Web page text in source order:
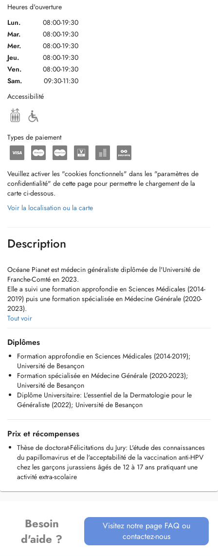
Heures d'ouverture
Lun.
08:00-19:30
Mar.
08:00-19:30
Mer.
08:00-19:30
Jeu.
08:00-19:30
Ven.
08:00-19:30
Sam.
09:30-11:30
Accessibilité
Types de paiement
Veuillez activer les "cookies fonctionnels" dans les "paramètres de
confidentialité" de cette page pour permettre le chargement de la
carte ci-dessous.
Voir la localisation ou la carte
Description
Océane Pianet est médecin généraliste diplômée de l'Université de
Franche-Comté en 2023.
Elle a suivi une formation approfondie en Sciences Médicales (2014-
2019) puis une formation spécialisée en Médecine Générale (2020-
2023).
Consultations proposées
-Consultation de médecine générale
-Consultation de pédiatrie à partir de la naissance, incluant le suivi et
les vaccinations
-Consultation de gynécologie, réalisation de frottis cervico-vaginal
pour le dépistage du cancer du col de l'utérus, prélèvements vaginal,
Tout voir
Diplômes
Formation approfondie en Sciences Médicales (2014-2019);
Université de Besançon
Formation spécialisée en Médecine Générale (2020-2023);
Université de Besançon
Diplôme Universitaire: L'essentiel de la Dermatologie pour le
Généraliste (2022); Université de Besançon
Prix et récompenses
Thèse de doctorat-Félicitations du Jury: L'étude des connaissances
du papillomavirus et de l'acceptabilité de la vaccination anti-HPV
chez les garçons jurassiens âgés de 12 à 17 ans pratiquant une
activité extra-scolaire
Besoin
d'aide ?
Visitez notre page FAQ ou
contactez-nous